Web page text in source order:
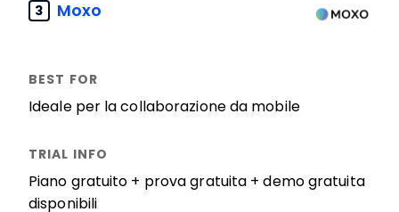
3 Moxo
Ideale per la collaborazione da mobile
Piano gratuito + prova gratuita + demo gratuita
disponibili